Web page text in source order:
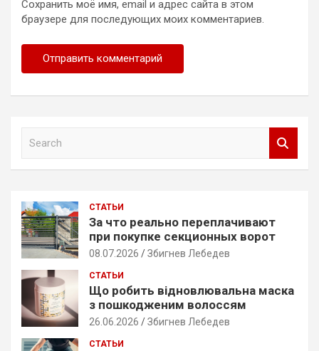
Сохранить моё имя, email и адрес сайта в этом
браузере для последующих моих комментариев.
h
СТАТЬИ
За что реально переплачивают
при покупке секционных ворот
08.07.2026 Збигнев Лебедев
СТАТЬИ
Що робить відновлювальна маска
з пошкодженим волоссям
26.06.2026 Збигнев Лебедев
СТАТЬИ